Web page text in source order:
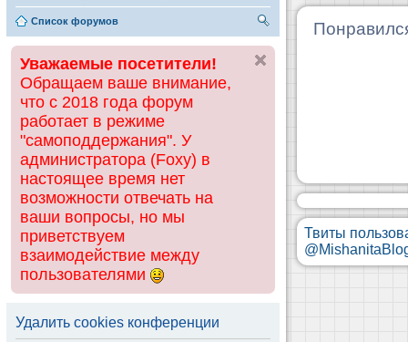
Список форумов
ск
Уважаемые посетители!
Обращаем ваше внимание,
что с 2018 года форум
работает в режиме
"самоподдержания". У
администратора (Foxy) в
настоящее время нет
возможности отвечать на
ваши вопросы, но мы
приветствуем
взаимодействие между
пользователями
Удалить cookies конференции
Твиты